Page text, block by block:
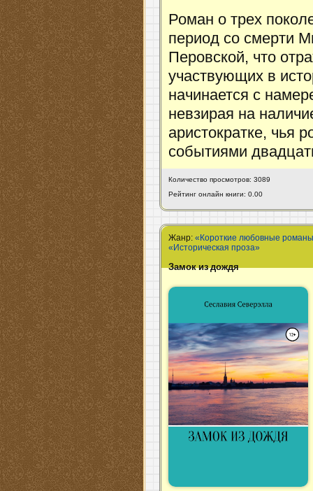
Роман о трех
период со смерти
Перовской, что
участвующих в
начинается с
невзирая на
аристократке, чья
событиями
Количество просмотров: 3089
Рейтинг онлайн книги: 0.00
Жанр:«Короткие любовные
«Историческая проза»
Замок из дождя